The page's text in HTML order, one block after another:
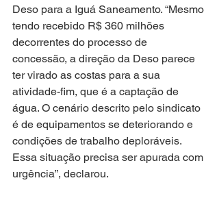
Deso para a Iguá Saneamento. “Mesmo
tendo recebido R$ 360 milhões
decorrentes do processo de
concessão, a direção da Deso parece
ter virado as costas para a sua
atividade-fim, que é a captação de
água. O cenário descrito pelo sindicato
é de equipamentos se deteriorando e
condições de trabalho deploráveis.
Essa situação precisa ser apurada com
urgência”, declarou.